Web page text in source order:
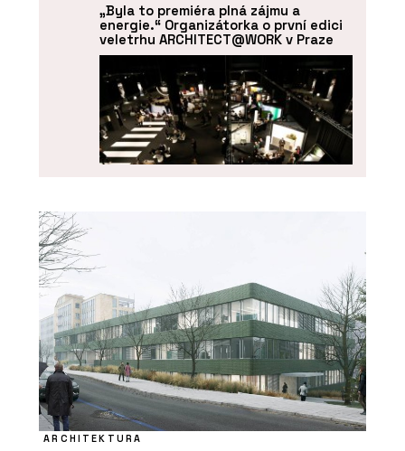
„Byla to premiéra plná zájmu a
energie.“ Organizátorka o první edici
veletrhu ARCHITECT@WORK v Praze
ARCHITECT@WORK
ARCHITEKTURA